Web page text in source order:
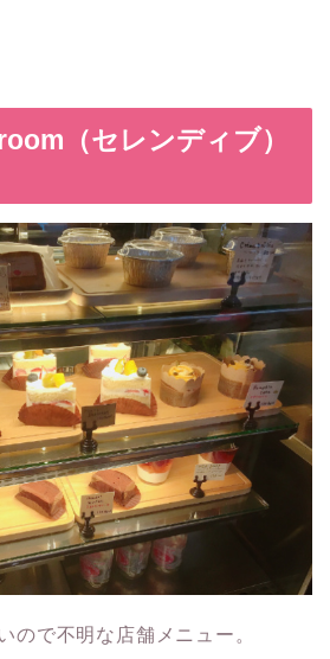
（セレンディブ）
ので不明な店舗メニュー。